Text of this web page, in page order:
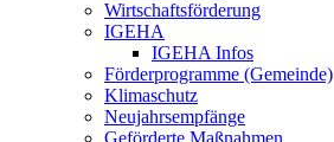
Wirtschaftsförderung
IGEHA
IGEHA Infos
Förderprogramme (Gemeinde)
Klimaschutz
Neujahrsempfänge
Geförderte Maßnahmen